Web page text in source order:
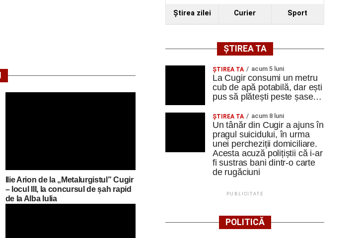
Ilie Arion de la „Metalurgistul” Cugir
– locul III, la concursul de șah rapid
de la Alba Iulia
Ştirea zilei Curier Sport
ȘTIREA TA
ȘTIREA TA acum 5 luni
La Cugir consumi un metru
cub de apă potabilă, dar ești
pus să plătești peste șase…
ȘTIREA TA acum 8 luni
Un tânăr din Cugir a ajuns în
pragul suicidului, în urma
unei percheziții domiciliare.
Acesta acuză polițiștii că i-ar
fi sustras bani dintr-o carte
de rugăciuni
PUBLICITATE
POLITICĂ